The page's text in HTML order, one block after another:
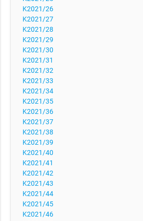
K2021/26
K2021/27
K2021/28
K2021/29
K2021/30
K2021/31
K2021/32
K2021/33
K2021/34
K2021/35
K2021/36
K2021/37
K2021/38
K2021/39
K2021/40
K2021/41
K2021/42
K2021/43
K2021/44
K2021/45
K2021/46